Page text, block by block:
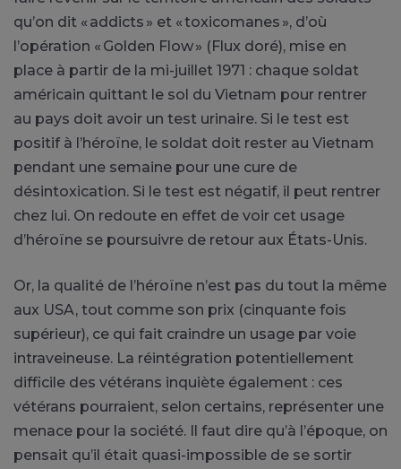
qu’on dit « addicts » et « toxicomanes », d’où
l’opération « Golden Flow » (Flux doré), mise en
place à partir de la mi-juillet 1971 : chaque soldat
américain quittant le sol du Vietnam pour rentrer
au pays doit avoir un test urinaire. Si le test est
positif à l’héroïne, le soldat doit rester au Vietnam
pendant une semaine pour une cure de
désintoxication. Si le test est négatif, il peut rentrer
chez lui. On redoute en effet de voir cet usage
d’héroïne se poursuivre de retour aux États-Unis.
Or, la qualité de l’héroïne n’est pas du tout la même
aux USA, tout comme son prix (cinquante fois
supérieur), ce qui fait craindre un usage par voie
intraveineuse. La réintégration potentiellement
difficile des vétérans inquiète également : ces
vétérans pourraient, selon certains, représenter une
menace pour la société. Il faut dire qu’à l’époque, on
pensait qu’il était quasi-impossible de se sortir